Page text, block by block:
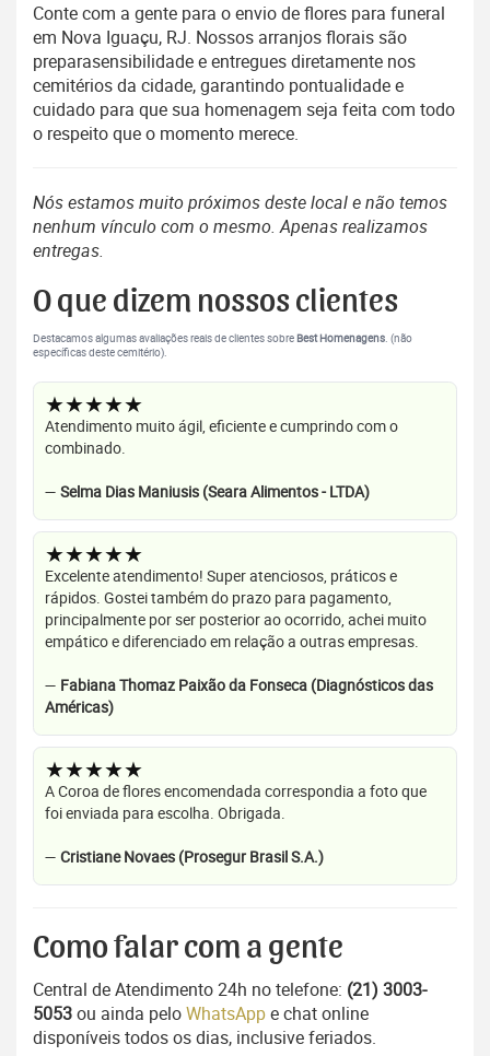
Conte com a gente para o envio de flores para funeral
em Nova Iguaçu, RJ. Nossos arranjos florais são
preparasensibilidade e entregues diretamente nos
cemitérios da cidade, garantindo pontualidade e
cuidado para que sua homenagem seja feita com todo
o respeito que o momento merece.
Nós estamos muito próximos deste local e não temos
nenhum vínculo com o mesmo. Apenas realizamos
entregas.
O que dizem nossos clientes
Destacamos algumas avaliações reais de clientes sobre Best Homenagens. (não
específicas deste cemitério).
★★★★★
Atendimento muito ágil, eficiente e cumprindo com o
combinado.
— Selma Dias Maniusis (Seara Alimentos - LTDA)
★★★★★
Excelente atendimento! Super atenciosos, práticos e
rápidos. Gostei também do prazo para pagamento,
principalmente por ser posterior ao ocorrido, achei muito
empático e diferenciado em relação a outras empresas.
— Fabiana Thomaz Paixão da Fonseca (Diagnósticos das
Américas)
★★★★★
A Coroa de flores encomendada correspondia a foto que
foi enviada para escolha. Obrigada.
— Cristiane Novaes (Prosegur Brasil S.A.)
Como falar com a gente
Central de Atendimento 24h no telefone: (21) 3003-
5053ou ainda peloWhatsAppe chat online
disponíveis todos os dias, inclusive feriados.